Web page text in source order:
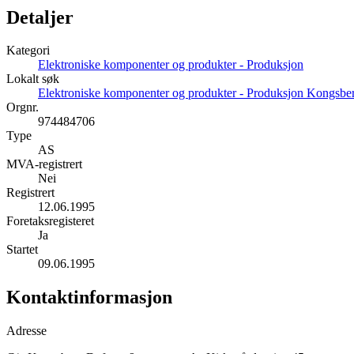
Detaljer
Kategori
Elektroniske komponenter og produkter - Produksjon
Lokalt søk
Elektroniske komponenter og produkter - Produksjon
Orgnr.
974484706
Type
AS
MVA-registrert
Nei
Registrert
12.06.1995
Foretaksregisteret
Ja
Startet
09.06.1995
Kontaktinformasjon
Adresse